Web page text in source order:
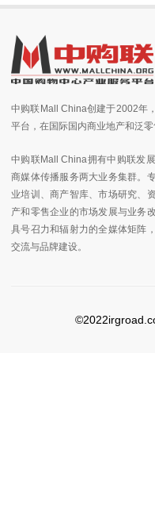
中购联Mall China创建于2002年
平台，在国际国内商业地产和泛零
中购联Mall China拥有中购联发
商媒体传播服务两大业务集群。
业培训、商产智库、市场研究、
产和零售企业的市场发展与业务
具号召力和辐射力的全媒体矩阵
交流与品牌建设。